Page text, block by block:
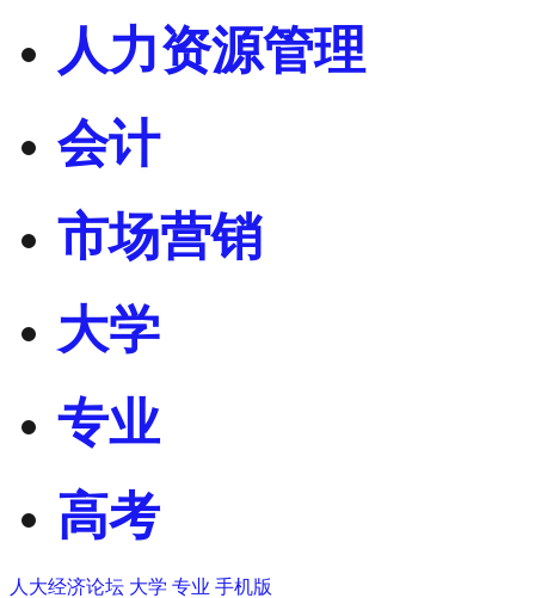
人力资源管理
会计
市场营销
大学
专业
高考
人大经济论坛 大学 专业 手机版